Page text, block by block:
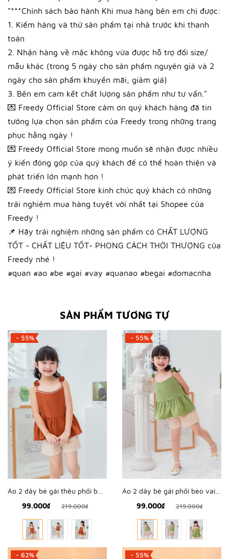
"***Chính sách bảo hành Khi mua hàng bên em chị được:
1. Kiểm hàng và thử sản phẩm tại nhà trước khi thanh
toán
2. Nhận hàng về mặc không vừa được hỗ trợ đổi size/
mẫu khác (trong 5 ngày cho sản phẩm nguyên giá và 2
ngày cho sản phẩm khuyến mãi, giảm giá)
3. Bên em cam kết chất lượng sản phẩm như tư vấn."
💌 Freedy Official Store cảm ơn quý khách hàng đã tin
tưởng lựa chọn sản phẩm của Freedy trong những trang
phục hằng ngày !
💌 Freedy Official Store mong muốn sẽ nhận được nhiều
ý kiến đóng góp của quý khách để có thể hoàn thiện và
phát triển lớn mạnh hơn !
💌 Freedy Official Store kính chúc quý khách có những
trải nghiệm mua hàng tuyệt vời nhất tại Shopee của
Freedy !
📌 Hãy trải nghiệm những sản phẩm có CHẤT LƯỢNG
TỐT - CHẤT LIỆU TỐT- PHONG CÁCH THỜI THƯỢNG của
Freedy nhé !
#quan #ao #be #gai #vay #quanao #begai #domacnha
SẢN PHẨM TƯƠNG TỰ
- 55%
99.000₫
219.000₫
- 55%
99.000₫
219.000₫
- 62% - 55%